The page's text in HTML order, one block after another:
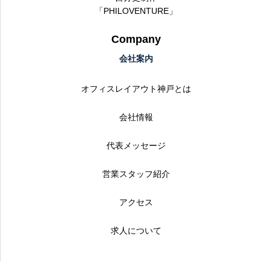
「PHILOVENTURE」
Company
会社案内
オフィスレイアウト神戸とは
会社情報
代表メッセージ
営業スタッフ紹介
アクセス
求人について